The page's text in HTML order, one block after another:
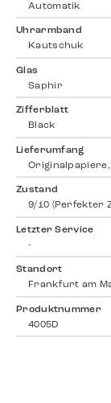
Automatik
Uhrarmband
Kautschuk
Glas
Saphir
Zifferblatt
Black
Lieferumfang
Zustand
9/10 (Perfekter
Letzter Service
-
Standort
Frankfurt am
Produktnummer
4005D